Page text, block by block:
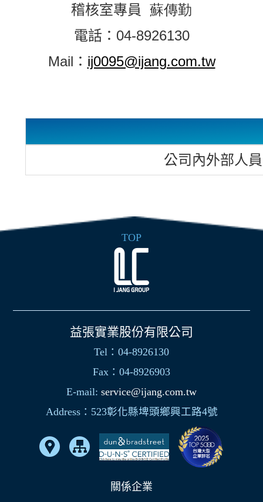
稽核室專員
蘇傳勤
電話： 04-8926130
Mail ： ij0095@ijang.com.tw
公司內外部人
TOP
益張實業股份有限公司
Tel：04-8926130
Fax：04-8926903
E-mail: service@ijang.com.tw
Address：523彰化縣埤頭鄉興工路4號
關係企業